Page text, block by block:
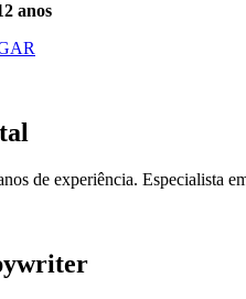
anos
de experiência. Especialista